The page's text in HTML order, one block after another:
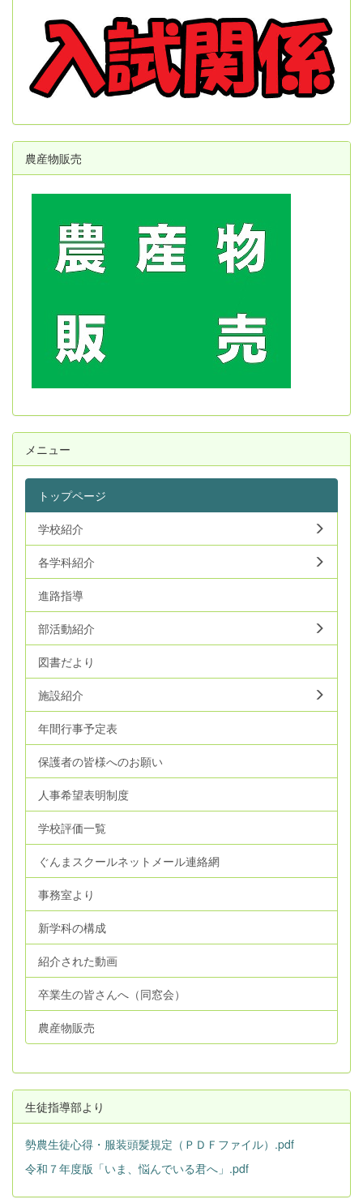
農産物販売
メニュー
トップページ
学校紹介
各学科紹介
進路指導
部活動紹介
図書だより
施設紹介
年間行事予定表
保護者の皆様へのお願い
人事希望表明制度
学校評価一覧
ぐんまスクールネットメール連絡網
事務室より
新学科の構成
紹介された動画
卒業生の皆さんへ（同窓会）
農産物販売
生徒指導部より
勢農生徒心得・服装頭髪規定（ＰＤＦファイル）.pdf
令和７年度版「いま、悩んでいる君へ」.pdf